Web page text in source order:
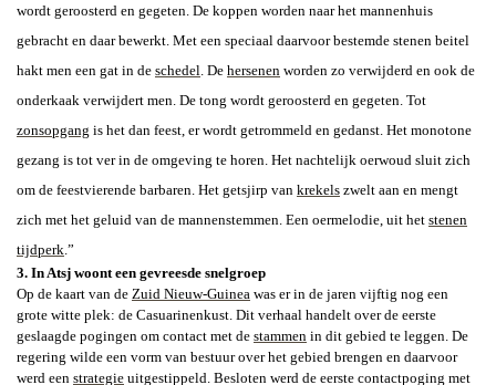
wordt geroosterd en gegeten. De koppen worden naar het mannenhuis
gebracht en daar bewerkt. Met een speciaal daarvoor bestemde stenen beitel
hakt men een gat in de schedel De hersenen worden zo verwijderd en ook de
onderkaak verwijdert men. De tong wordt geroosterd en gegeten. Tot
zonsopgang is het dan feest, er wordt getrommeld en gedanst. Het monotone
gezang is tot ver in de omgeving te horen. Het nachtelijk oerwoud sluit zich
om de feestvierende barbaren. Het getsjirp van krekels zwelt aan en mengt
zich met het geluid van de mannenstemmen. Een oermelodie, uit het stenen
tijdperk .”
3. In Atsj woont een gevreesde snelgroep
Op de kaart van de Zuid Nieuw-Guinea was er in de jaren vijftig nog een
grote witte plek: de Casuarinenkust. Dit verhaal handelt over de eerste
geslaagde pogingen om contact met de stammen in dit gebied te leggen. De
regering wilde een vorm van bestuur over het gebied brengen en daarvoor
werd een strategie uitgestippeld. Besloten werd de eerste contactpoging met